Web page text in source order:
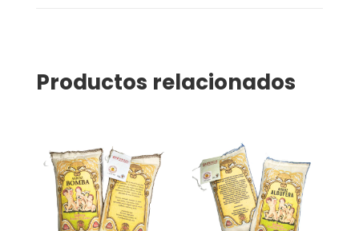
Productos relacionados